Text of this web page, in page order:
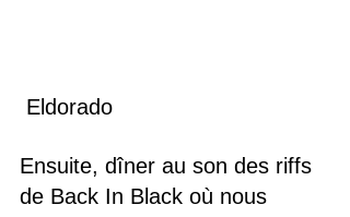
Eldorado
Ensuite, dîner au son des riffs
de Back In Black où nous